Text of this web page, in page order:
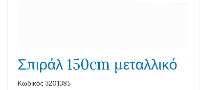
Σπιράλ 150cm μεταλλικό
Κωδικός 3201385